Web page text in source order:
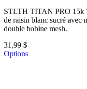
STLTH TITAN PRO 15k
de raisin blanc sucré avec
double bobine mesh.
31,99 $
Options